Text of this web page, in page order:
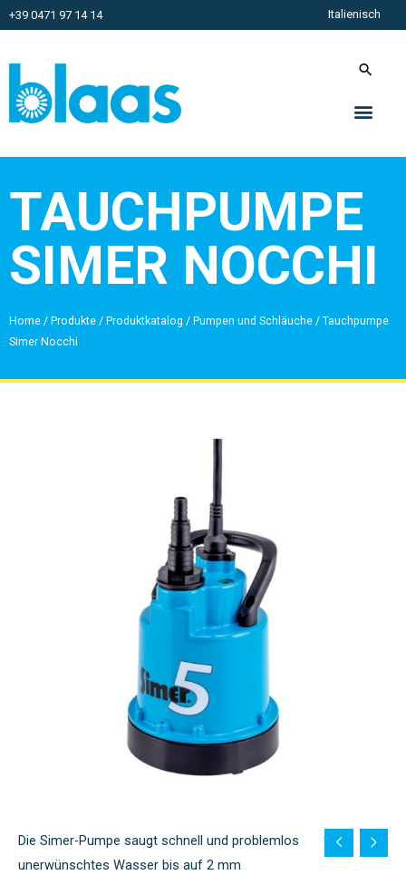
+39 0471 97 14 14 Italienisch
TAUCHPUMPE
SIMER NOCCHI
Home / Produkte / Produktkatalog / Pumpen und Schläuche / Tauchpumpe
Simer Nocchi
Die Simer-Pumpe saugt schnell und problemlos
unerwünschtes Wasser bis auf 2 mm